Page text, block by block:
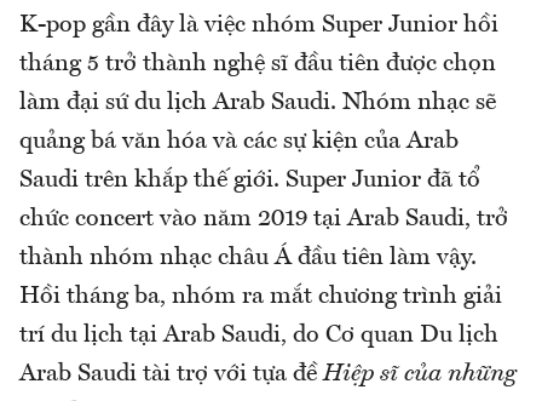
K-pop gần đây là việc nhóm Super Junior hồi
tháng 5 trở thành nghệ sĩ đầu tiên được chọn
làm đại sứ du lịch Arab Saudi. Nhóm nhạc sẽ
quảng bá văn hóa và các sự kiện của Arab
Saudi trên khắp thế giới. Super Junior đã tổ
chức concert vào năm 2019 tại Arab Saudi, trở
thành nhóm nhạc châu Á đầu tiên làm vậy.
Hồi tháng ba, nhóm ra mắt chương trình giải
trí du lịch tại Arab Saudi, do Cơ quan Du lịch
Arab Saudi tài trợ với tựa đềHiệp sĩ của những